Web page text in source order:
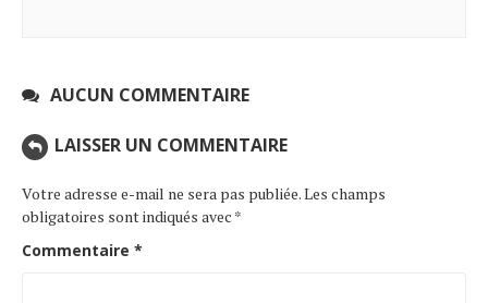
AUCUN COMMENTAIRE
LAISSER UN COMMENTAIRE
Votre adresse e-mail ne sera pas publiée.Les champs
obligatoires sont indiqués avec *
Commentaire *